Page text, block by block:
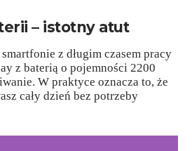
– istotny atut
z długim czasem pracy
z baterią o pojemności 2200
W praktyce oznacza to, że
cały dzień bez potrzeby